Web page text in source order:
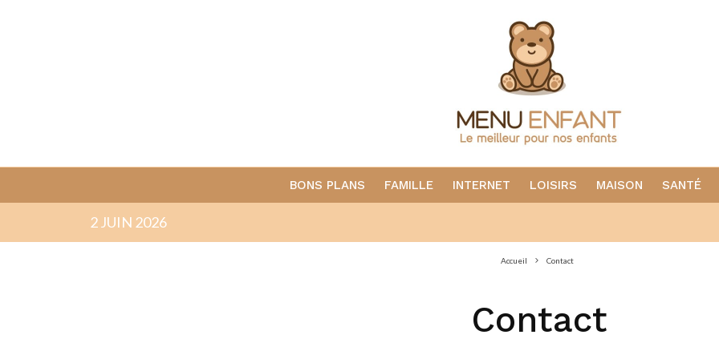
BONS PLANS FAMILLE INTERNET LOISIRS MAISON SANTÉ
2 JUIN 2026
Accueil Contact
Contact